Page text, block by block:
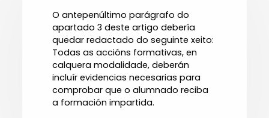
O antepenúltimo parágrafo do
apartado 3 deste artigo debería
quedar redactado do seguinte xeito:
Todas as accións formativas, en
calquera modalidade, deberán
incluír evidencias necesarias para
comprobar que o alumnado reciba
a formación impartida.